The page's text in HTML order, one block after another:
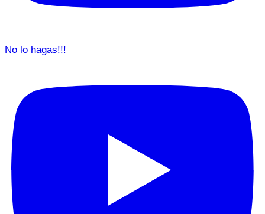
No lo hagas!!!